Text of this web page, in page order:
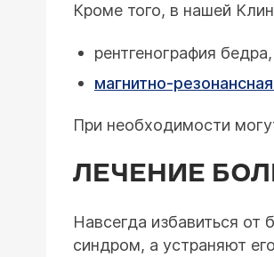
Кроме того, в нашей
рентгенография
магнитно-
При необходимости
ЛЕЧЕНИЕ
Навсегда избавиться
синдром, а устраняют